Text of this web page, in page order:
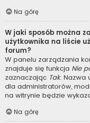
Na górę
W jaki sposób można
użytkownika na liście
forum?
W panelu zarządzania
znajduje się funkcja Nie
zaznaczając Tak. Nazwa
dla administratorów,
na witrynie będzie
Na górę